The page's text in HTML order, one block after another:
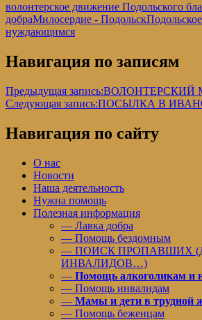
волонтерское движение Подольского
добраМилосердие - Подольск
нуждающимся
Навигация по записям
Предыдущая запись:ВОЛОНТЕРСКИЙ
Следующая запись:ПОСЫЛКА В
Навигация по сайту
О нас
Новости
Наша деятельность
Нужна помощь
Полезная информация
— Лавка добра
— Помощь бездомным
— ПОИСК ПРОПАВШИХ
ИНВАЛИДОВ…)
— Помощь алкоголикам и
— Помощь инвалидам
— Мамы и дети в трудной
— Помощь беженцам